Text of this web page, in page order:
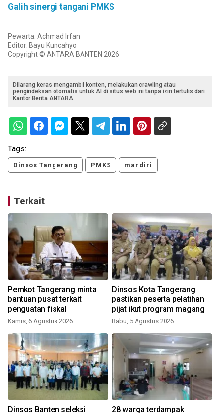
Galih sinergi tangani PMKS
Pewarta: Achmad Irfan
Editor: Bayu Kuncahyo
Copyright © ANTARA BANTEN 2026
Dilarang keras mengambil konten, melakukan crawling atau
pengindeksan otomatis untuk AI di situs web ini tanpa izin tertulis dari
Kantor Berita ANTARA.
Tags:
Dinsos Tangerang PMKS mandiri
Terkait
Pemkot Tangerang minta
bantuan pusat terkait
penguatan fiskal
Kamis, 6 Agustus 2026
Dinsos Kota Tangerang
pastikan peserta pelatihan
pijat ikut program magang
Rabu, 5 Agustus 2026
Dinsos Banten seleksi 28 warga terdampak